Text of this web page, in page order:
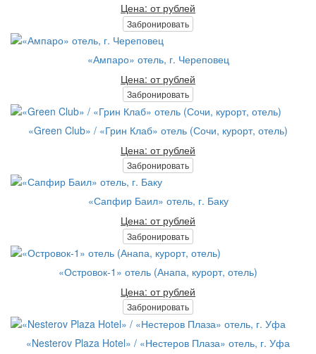
Цена: от рублей
Забронировать
«Ампаро» отель, г. Череповец
Цена: от рублей
Забронировать
«Green Club» / «Грин Клаб» отель (Сочи, курорт, отель)
Цена: от рублей
Забронировать
«Сапфир Баил» отель, г. Баку
Цена: от рублей
Забронировать
«Островок-1» отель (Анапа, курорт, отель)
Цена: от рублей
Забронировать
«Nesterov Plaza Hotel» / «Нестеров Плаза» отель, г. Уфа